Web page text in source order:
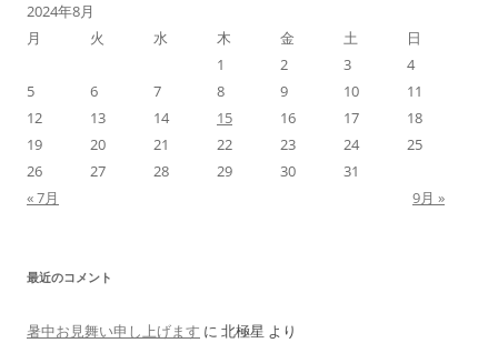
2024年8月
月
火 水 木 金 土
日
1
2 3
4
5
6 7 8 9 10
11
12
13 14 15 16 17
18
19
20 21 22 23 24
25
26
27 28 29 30
31
« 7月
9月 »
最近のコメント
暑中お見舞い申し上げます に 北極星 より